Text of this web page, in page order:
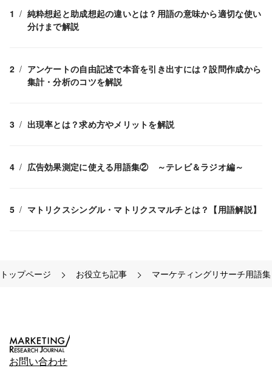
純粋想起と助成想起の違いとは？用語の意味から適切な使い
分けまで解説
アンケートの自由記述で本音を引き出すには？設問作成から
集計・分析のコツを解説
出現率とは？求め方やメリットを解説
広告効果測定に使える用語集② ～テレビ＆ラジオ編～
マトリクスシングル・マトリクスマルチとは？【用語解説】
トップページ お役立ち記事 マーケティングリサーチ用語集
お問い合わせ